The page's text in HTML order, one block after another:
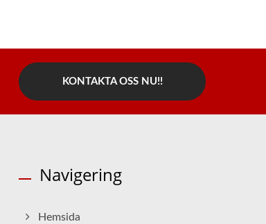
KONTAKTA OSS NU!!
Navigering
Hemsida